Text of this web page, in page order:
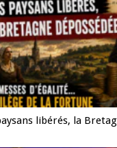
libérés, la